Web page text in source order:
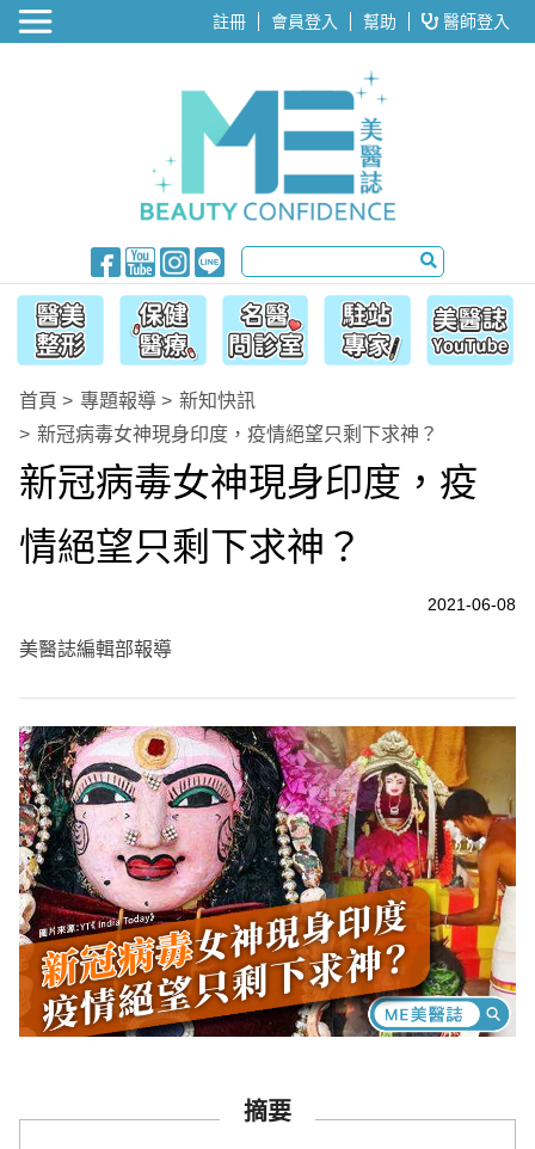
醫美整形 註冊 會員登入 幫助 醫師登入
首頁 專題報導
新知快訊
新冠病毒女神現身印度，疫情絕望只剩下求神？
新冠病毒女神現身印度，疫
情絕望只剩下求神？
2021-06-08
美醫誌編輯部報導
摘要